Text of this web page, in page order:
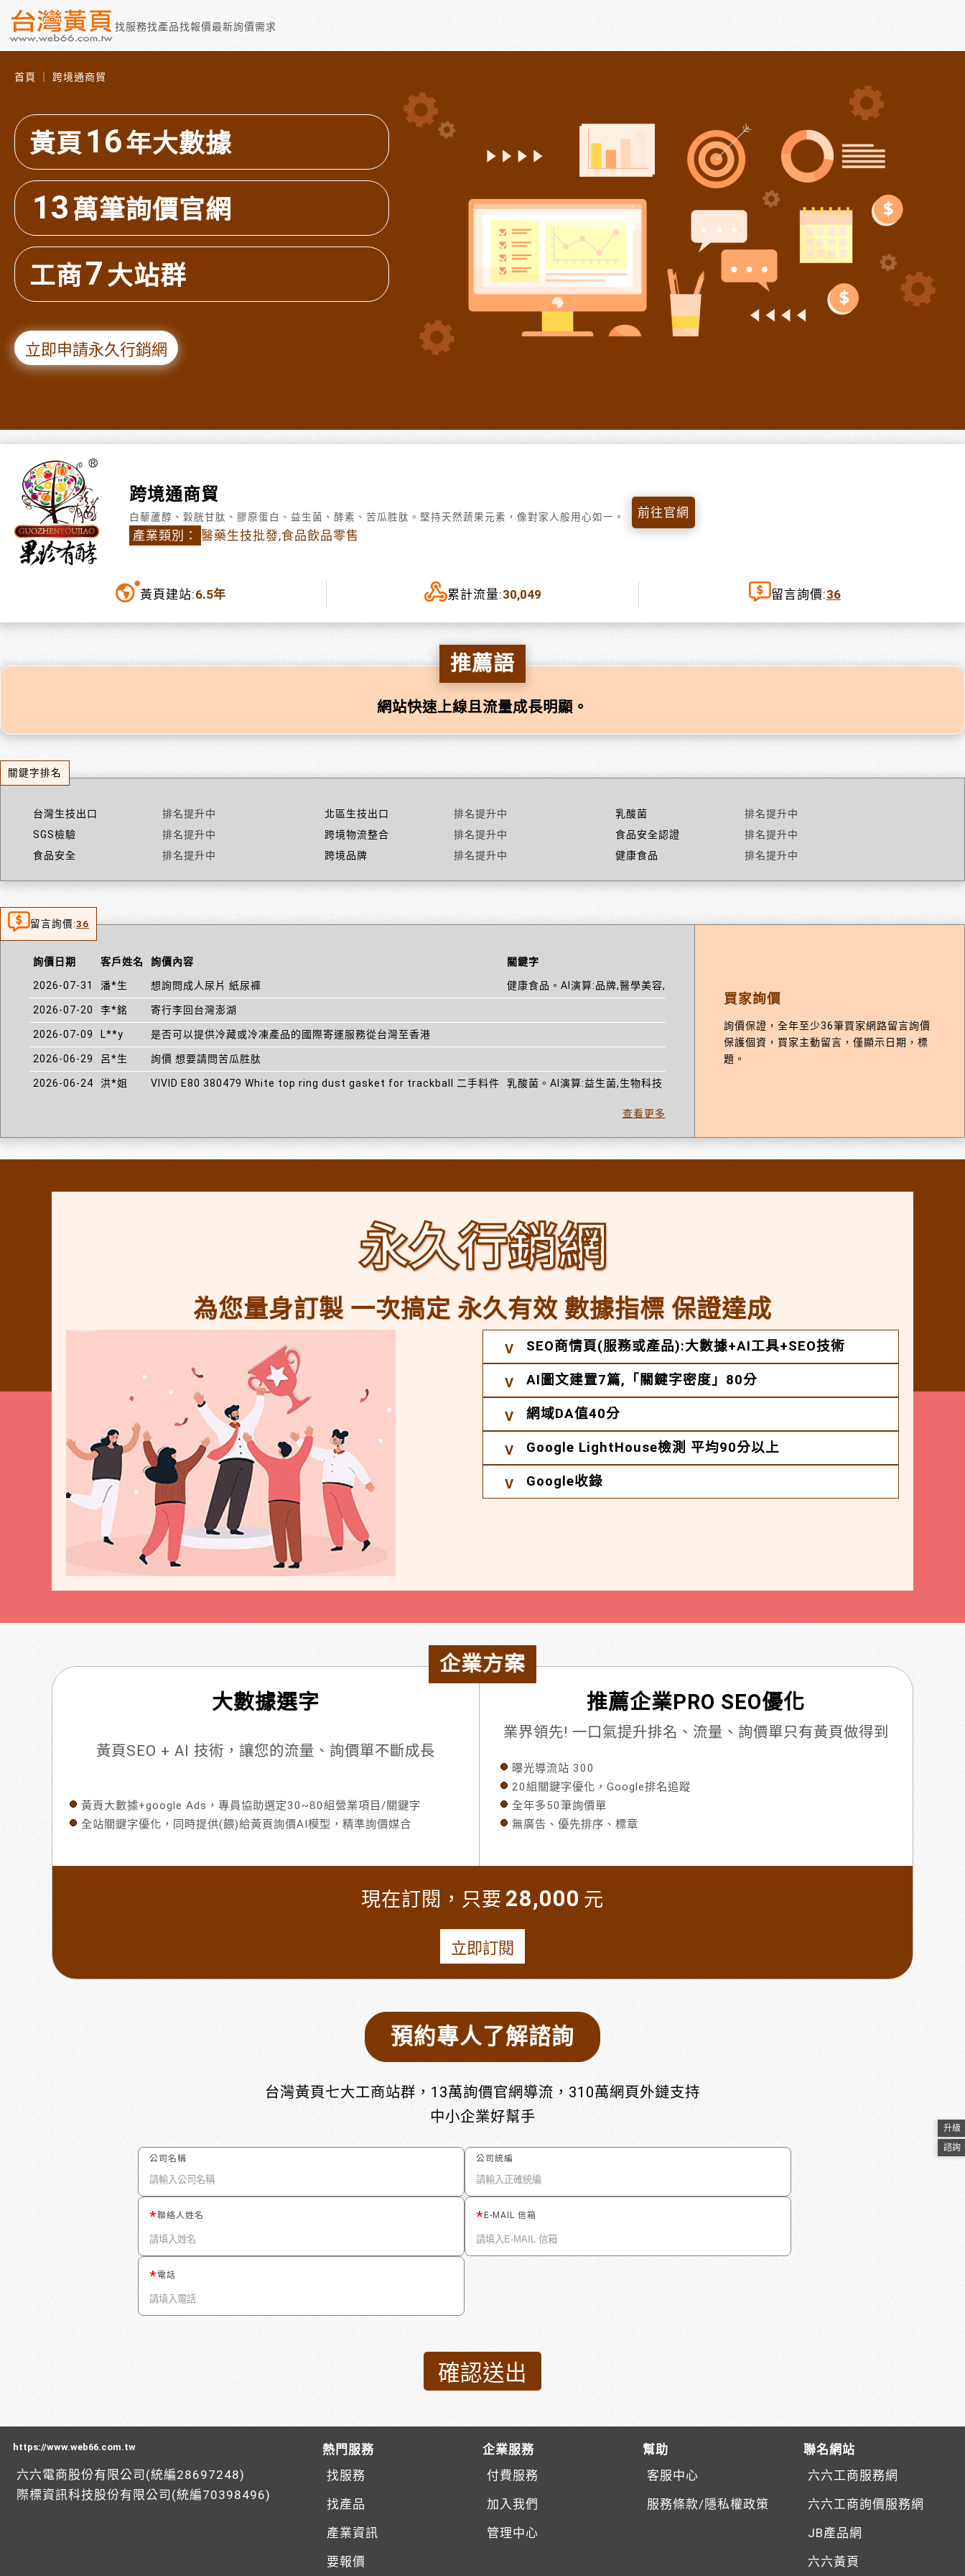
找服務找產品找報價最新詢價需求
首頁 ｜ 跨境通商貿
黃頁 16年大數據
13 萬筆詢價官網
工商7大站群
立即申請永久行銷網
跨境通商貿
白藜蘆醇、穀胱甘肽、膠原蛋白、益生菌、酵素、苦瓜胜肽。堅持天然蔬果元素，像對家人般用心如一。
產業類別： 醫藥生技批發,食品飲品零售
前往官網
黃頁建站:6.5年 累計流量:30,049 留言詢價:36
推薦語
網站快速上線且流量成長明顯。
關鍵字排名
台灣生技出口 排名提升中 北區生技出口 排名提升中 乳酸菌
排名提升中
SGS檢驗
排名提升中 跨境物流整合 排名提升中 食品安全認證
排名提升中
食品安全
排名提升中 跨境品牌 排名提升中 健康食品 排名提升中
留言詢價:36
詢價日期 客戶姓名 詢價內容 關鍵字
2026-07-31 潘*生 想詢問成人尿片 紙尿褲 健康食品。AI演算:品牌,醫學美容,清潔用品批發商,清潔用品經銷,清潔材料批發,家用清潔用品批
2026-07-20 李*銘 寄行李回台灣澎湖
2026-07-09 L**y 是否可以提供冷藏或冷凍產品的國際寄運服務從台灣至香港
2026-06-29 呂*生 詢價 想要請問苦瓜胜肽
2026-06-24 洪*姐 VIVID E80 380479 White top ring dust gasket for trackball 二手料件 乳酸菌。AI演算:益生菌,生物科技。
查看更多
買家詢價
詢價保證，全年至少36筆買家網路留言詢價
保護個資，買家主動留言，僅顯示日期，標
題。
永久行銷網
為您量身訂製 一次搞定 永久有效 數據指標 保證達成
SEO商情頁(服務或產品):大數據+AI工具+SEO技術
AI圖文建置7篇,「關鍵字密度」80分
網域DA值40分
Google LightHouse檢測 平均90分以上
Google收錄
企業方案
大數據選字
黃頁SEO + AI 技術，讓您的流量、詢價單不斷成長
黃頁大數據+google Ads，專員協助選定30~80組營業項目/關鍵字
全站關鍵字優化，同時提供(餵)給黃頁詢價AI模型，精準詢價媒合
推薦企業PRO SEO優化
業界領先! 一口氣提升排名、流量、詢價單只有黃頁做得到
曝光導流站 300
20組關鍵字優化，Google排名追蹤
全年多50筆詢價單
無廣告、優先排序、標章
現在訂閱，只要 28,000 元
立即訂閱
預約專人了解諮詢
台灣黃頁七大工商站群，13萬詢價官網導流，310萬網頁外鏈支持
中小企業好幫手
公司名稱 公司統編
聯絡人姓名 E-MAIL 信箱
電話
https://www.web66.com.tw
六六電商股份有限公司(統編28697248)
際標資訊科技股份有限公司(統編70398496)
熱門服務
找服務
找產品
產業資訊
要報價
企業服務
付費服務
加入我們
管理中心
幫助
客服中心
服務條款/隱私權政策
聯名網站
六六工商服務網
六六工商詢價服務網
JB產品網
六六黃頁
升級
諮詢